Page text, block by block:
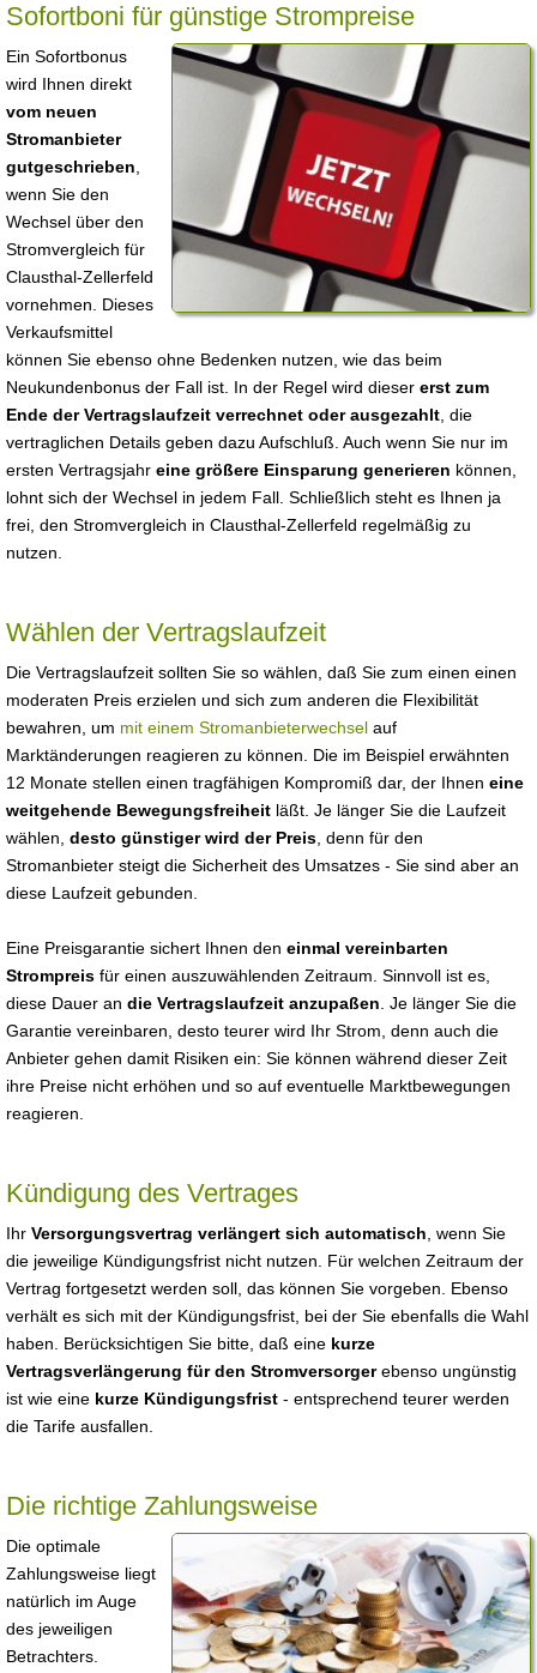
Sofortboni für günstige Strompreise
Ein Sofortbonus
wird Ihnen direkt
vom neuen
Stromanbieter
gutgeschrieben
wenn Sie den
Wechsel über den
Stromvergleich für
Clausthal-Zellerfeld
vornehmen. Dieses
Verkaufsmittel
können Sie ebenso ohne Bedenken nutzen, wie das beim
Neukundenbonus der Fall ist. In der Regel wird dieser erst zum
Ende der Vertragslaufzeit verrechnet oder ausgezahlt , die
vertraglichen Details geben dazu Aufschluß. Auch wenn Sie nur im
ersten Vertragsjahr eine größere Einsparung generieren können,
lohnt sich der Wechsel in jedem Fall. Schließlich steht es Ihnen ja
frei, den Stromvergleich in Clausthal-Zellerfeld regelmäßig zu
nutzen.
Wählen der Vertragslaufzeit
Die Vertragslaufzeit sollten Sie so wählen, daß Sie zum einen einen
moderaten Preis erzielen und sich zum anderen die Flexibilität
bewahren, um mit einem Stromanbieterwechsel auf
Marktänderungen reagieren zu können. Die im Beispiel erwähnten
12 Monate stellen einen tragfähigen Kompromiß dar, der Ihnen eine
weitgehende Bewegungsfreiheit läßt. Je länger Sie die Laufzeit
wählen, desto günstiger wird der Preis , denn für den
Stromanbieter steigt die Sicherheit des Umsatzes - Sie sind aber an
diese Laufzeit gebunden.
Eine Preisgarantie sichert Ihnen den einmal vereinbarten
Strompreis für einen auszuwählenden Zeitraum. Sinnvoll ist es,
diese Dauer an die Vertragslaufzeit anzupaßen . Je länger Sie die
Garantie vereinbaren, desto teurer wird Ihr Strom, denn auch die
Anbieter gehen damit Risiken ein: Sie können während dieser Zeit
ihre Preise nicht erhöhen und so auf eventuelle Marktbewegungen
reagieren.
Kündigung des Vertrages
Ihr Versorgungsvertrag verlängert sich automatisch , wenn Sie
die jeweilige Kündigungsfrist nicht nutzen. Für welchen Zeitraum der
Vertrag fortgesetzt werden soll, das können Sie vorgeben. Ebenso
verhält es sich mit der Kündigungsfrist, bei der Sie ebenfalls die Wahl
haben. Berücksichtigen Sie bitte, daß eine kurze
Vertragsverlängerung für den Stromversorgerebenso ungünstig
ist wie eine kurze Kündigungsfrist - entsprechend teurer werden
die Tarife ausfallen.
Die richtige Zahlungsweise
Die optimale
Zahlungsweise liegt
natürlich im Auge
des jeweiligen
Betrachters.